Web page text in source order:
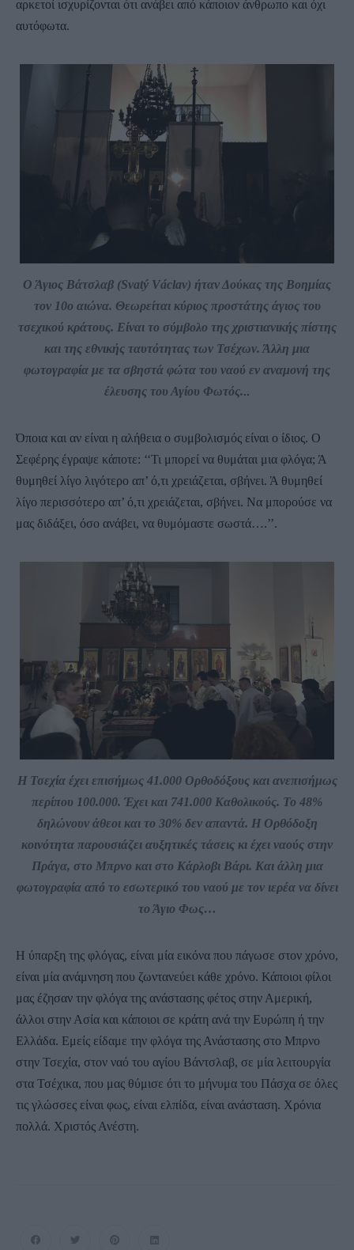
αρκετοί ισχυρίζονται ότι ανάβει από κάποιον άνθρωπο και όχι
αυτόφωτα.
Ο Άγιος Βάτσλαβ (Svatý Václav) ήταν Δούκας της Βοημίας
τον 10ο αιώνα. Θεωρείται κύριος προστάτης άγιος του
τσεχικού κράτους. Είναι το σύμβολο της χριστιανικής πίστης
και της εθνικής ταυτότητας των Τσέχων. Άλλη μια
φωτογραφία με τα σβηστά φώτα του ναού εν αναμονή της
έλευσης του Αγίου Φωτός...
Όποια και αν είναι η αλήθεια ο συμβολισμός είναι ο ίδιος. Ο
Σεφέρης έγραψε κάποτε: ‘‘Τι μπορεί να θυμάται μια φλόγα; Ά
θυμηθεί λίγο λιγότερο απ’ ό,τι χρειάζεται, σβήνει. Ά θυμηθεί
λίγο περισσότερο απ’ ό,τι χρειάζεται, σβήνει. Να μπορούσε να
μας διδάξει, όσο ανάβει, να θυμόμαστε σωστά….’’.
Η Τσεχία έχει επισήμως 41.000 Ορθοδόξους και ανεπισήμως
περίπου 100.000. Έχει και 741.000 Καθολικούς. Το 48%
δηλώνουν άθεοι και το 30% δεν απαντά. Η Ορθόδοξη
κοινότητα παρουσιάζει αυξητικές τάσεις κι έχει ναούς στην
Πράγα, στο Μπρνο και στο Κάρλοβι Βάρι. Και άλλη μια
φωτογραφία από το εσωτερικό του ναού με τον ιερέα να δίνει
το Άγιο Φως…
Η ύπαρξη της φλόγας, είναι μία εικόνα που πάγωσε στον χρόνο,
είναι μία ανάμνηση που ζωντανεύει κάθε χρόνο. Κάποιοι φίλοι
μας έζησαν την φλόγα της ανάστασης φέτος στην Αμερική,
άλλοι στην Ασία και κάποιοι σε κράτη ανά την Ευρώπη ή την
Ελλάδα. Εμείς είδαμε την φλόγα της Ανάστασης στο Μπρνο
στην Τσεχία, στον ναό του αγίου Βάντσλαβ, σε μία λειτουργία
στα Τσέχικα, που μας θύμισε ότι το μήνυμα του Πάσχα σε όλες
τις γλώσσες είναι φως, είναι ελπίδα, είναι ανάσταση. Χρόνια
πολλά. Χριστός Ανέστη.